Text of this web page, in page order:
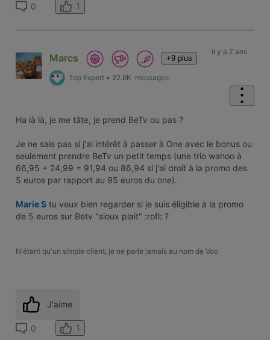
0 1
Marcs +9 plus
Top Expert • 22.6K messages
il y a 7 ans
Ha là là, je me tâte, je prend BeTv ou pas ?
Je ne sais pas si j'ai intérêt à passer à One avec le bonus ou
seulement prendre BeTv un petit temps (une trio wahoo à
66,95 + 24,99 = 91,94 ou 86,94 si j'ai droit à la promo des
5 euros par rapport au 95 euros du one).
Marie Stu veux bien regarder si je suis éligible à la promo
de 5 euros sur Betv "sioux plait" :rofl: ?
N'étant qu'un simple client, je ne parle jamais au nom de Voo
J'aime
0 1